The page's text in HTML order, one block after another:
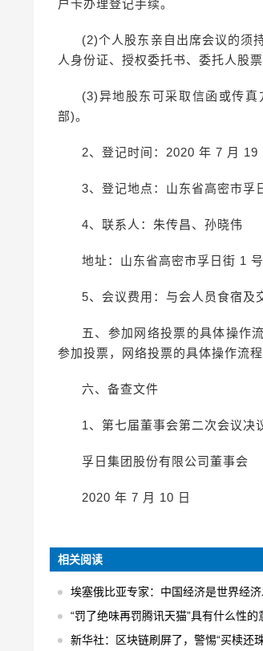
户卡办理登记手续。
(2)个人股东亲自出席会议的须
人身份证、授权委托书、委托人股
(3)异地股东可采取信函或传
部)。
2、登记时间：2020 年 7 月 19
3、登记地点：山东省高密市孚
4、联系人：朱传昌、孙晓伟
地址：山东省高密市孚日街 1
5、会议费用：与会人员食宿及
五、参加网络投票的具体操作
参加投票，网络投票的具体操作流程
六、备查文件
1、第七届董事会第二次会议决
孚日集团股份有限公司董事会
2020 年 7 月 10 日
相关阅读
埃塞俄比亚专家：中国经济是世界经
“罚了绝味再罚腾讯天猫”具有什么性的
新华社：区块链刷屏了，警惕“买椟还珠